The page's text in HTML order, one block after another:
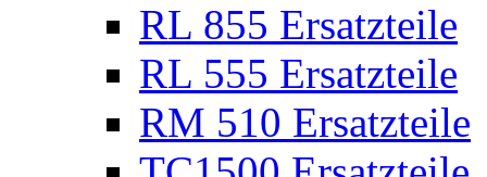
RL 855 Ersatzteile
RL 555 Ersatzteile
RM 510 Ersatzteile